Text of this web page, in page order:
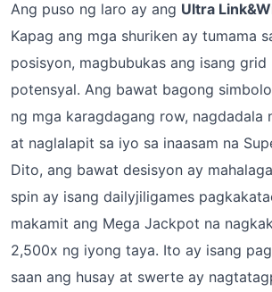
Ang puso ng laro ay ang Ultra
Kapag ang mga shuriken ay tumama
posisyon, magbubukas ang isang grid
potensyal. Ang bawat bagong
ng mga karagdagang row, nagdadala
at naglalapit sa iyo sa inaasam na
Dito, ang bawat desisyon ay
spin ay isang dailyjiligames
makamit ang Mega Jackpot na
2,500x ng iyong taya. Ito ay isang
saan ang husay at swerte ay